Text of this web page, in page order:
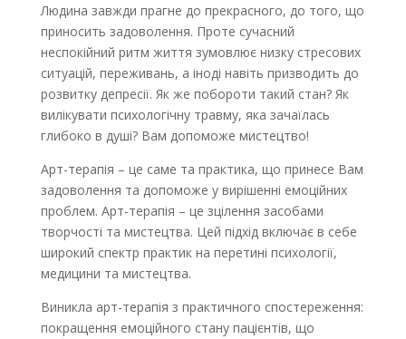
Людина завжди прагне до прекрасного, до того, що
приносить задоволення. Проте сучасний
неспокійний ритм життя зумовлює низку стресових
ситуацій, переживань, а іноді навіть призводить до
розвитку депресії. Як же побороти такий стан? Як
вилікувати психологічну травму, яка зачаїлась
глибоко в душі? Вам допоможе мистецтво!
Арт-терапія – це саме та практика, що принесе Вам
задоволення та допоможе у вирішенні емоційних
проблем. Арт-терапія – це зцілення засобами
творчості та мистецтва. Цей підхід включає в себе
широкий спектр практик на перетині психології,
медицини та мистецтва.
Виникла арт-терапія з практичного спостереження:
покращення емоційного стану пацієнтів, що